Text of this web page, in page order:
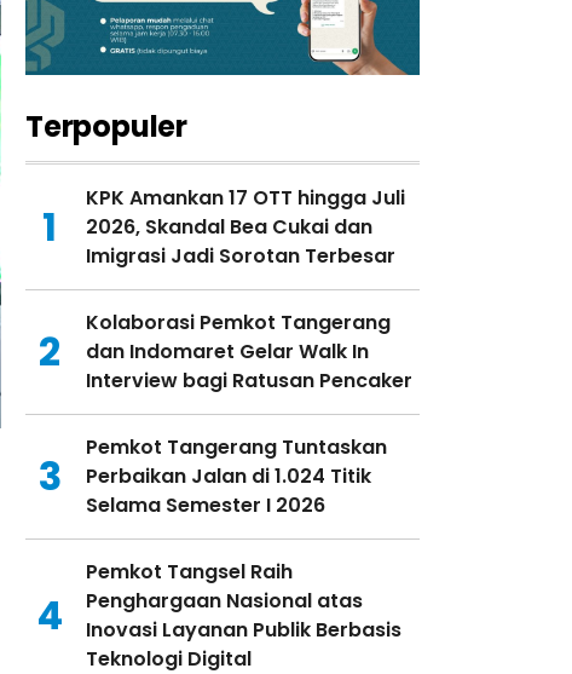
Terpopuler
1
KPK Amankan 17 OTT hingga Juli
2026, Skandal Bea Cukai dan
Imigrasi Jadi Sorotan Terbesar
2
Kolaborasi Pemkot Tangerang
dan Indomaret Gelar Walk In
Interview bagi Ratusan Pencaker
3
Pemkot Tangerang Tuntaskan
Perbaikan Jalan di 1.024 Titik
Selama Semester I 2026
4
Pemkot Tangsel Raih
Penghargaan Nasional atas
Inovasi Layanan Publik Berbasis
Teknologi Digital